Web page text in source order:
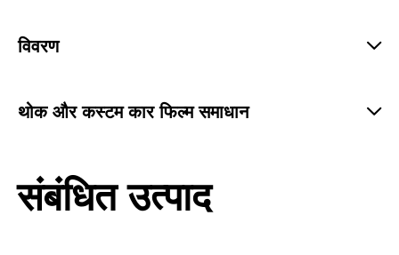
विवरण
थोक और कस्टम कार फिल्म समाधान
संबंधित उत्पाद